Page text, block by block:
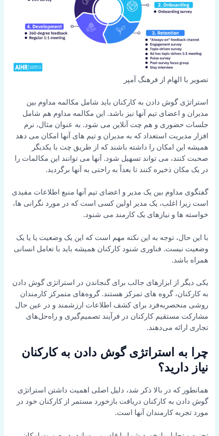
تصویر با الهام از فرهنگ آمپر
استراتژی گوش دادن به کارکنان باید شامل مکالمه مداوم بین
مدیران و اعضای تیم آنها نیز باشد. این مکالمه مداوم هم شامل
جلسات حضوری و هم چت آنلاین می شود. به عنوان مثال، نرم
افزار مدیریت استعداد که به مدیران و تیم های آنها امکان می دهد
همیشه این امکان را داشته باشند که از طریق چت با یکدیگر
صحبت کنند، می تواند تسهیل شود. آنها می توانند این مکالمات را
در یک مکان ذخیره کنند تا بعداً به راحتی به آنها برگردید.
گفتگوی مداوم بین یک مدیر و اعضای تیم آنها منبع اطلاعات مفیدی
است زیرا اغلب، یک مدیر اولین کسی است که در مورد نگرانی ها،
خواسته ها و نیازهای یک کارمند می شنود.
با این حال، توجه به این نکته مهم است که این یک وضعیت یا یا یک
وضعیت نیست. فناوری شنود کارکنان همیشه باید با تعامل انسانی
همراه باشد.
یکی دیگر از ابزارهای جالب برای گنجاندن در استراتژی گوش دادن
به کارکنان، گروه های تمرکز هستند. گروه‌های متمرکز کارمندان
روشی منحصربه‌فرد برای کشف اطلاعات ارزشمند و در عین حال
مشارکت مستقیم کارکنان در فرآیند تصمیم‌گیری و راه‌حل‌های
تجاری ارائه می‌دهند.
چرا به استراتژی گوش دادن به کارکنان
نیاز دارید؟
همانطور که در بالا ذکر شد، دلیل اصلی اهمیت داشتن استراتژی
گوش دادن به کارکنان دریافت بازخورد مستمر از کارکنان خود در
مورد تجربه کارمندان آنها است.